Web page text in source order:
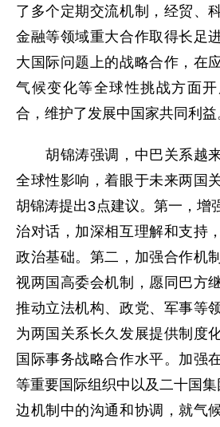
了多个定期交流机制，经贸、
金融等领域重大合作取得长足
大国际问题上的战略合作，在
气候变化等全球性挑战方面
合，维护了发展中国家共同利益
胡锦涛强调，中巴关系越来
全球性影响，着眼于未来两国
胡锦涛提出3点建议。第一，增
治对话，加深相互理解和支持
政治基础。第二，加强合作机
视两国高委会机制，愿同巴方
推动立法机构、政党、军事等
为两国关系长久发展提供制度
国际事务战略合作水平。加强
等重要国际组织中以及二十国集
边机制中的沟通和协调，就气